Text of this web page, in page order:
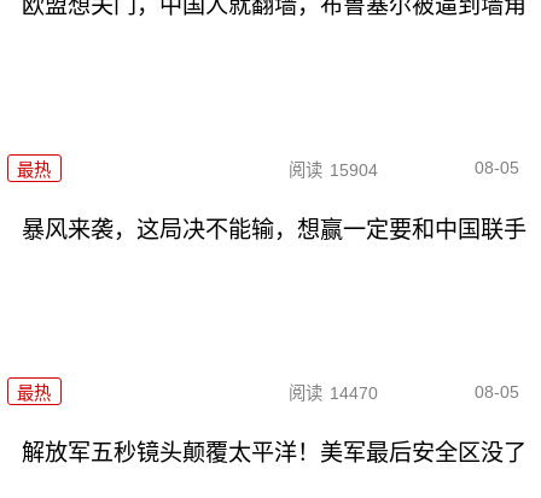
欧盟想关门，中国人就翻墙，布鲁塞尔被逼到墙角
最热 阅读 15904 08-05
暴风来袭，这局决不能输，想赢一定要和中国联手
最热 阅读 14470 08-05
解放军五秒镜头颠覆太平洋！美军最后安全区没了